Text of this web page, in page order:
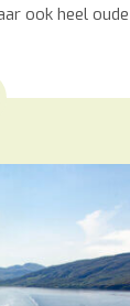
ook heel oude